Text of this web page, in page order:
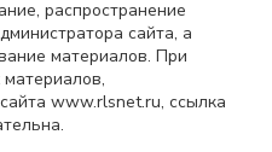
распространение
сайта, а
материалов. При
www.rlsnet.ru, ссылка